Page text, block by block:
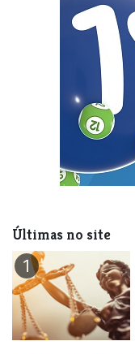
Últimas no site
1